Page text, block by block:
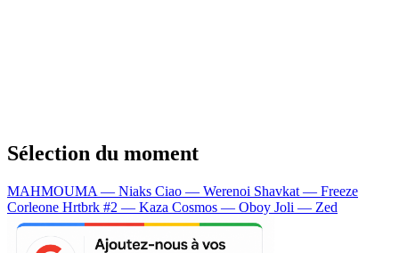
Sélection du moment
MAHMOUMA — Niaks Ciao — Werenoi Shavkat — Freeze
Corleone Hrtbrk #2 — Kaza Cosmos — Oboy Joli — Zed